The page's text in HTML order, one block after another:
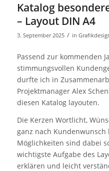
Katalog
– Layout DIN A4
3. September 2025 / in
Passend zur kommenden
stimmungsvollen
durfte ich in
Projektmanager Alex
diesen Katalog layouten.
Die Kerzen Wortlicht,
ganz nach
Möglichkeiten sind dabei
wichtigste Aufgabe des
erklären und leicht